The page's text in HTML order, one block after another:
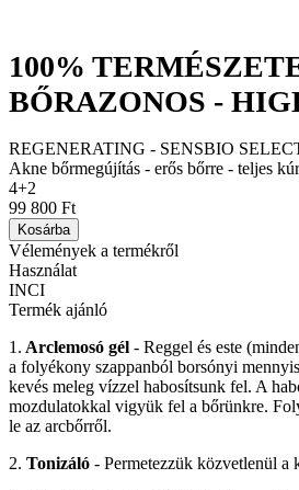
100%
BŐRAZONOS -
REGENERATING - SENSBIO
Akne bőrmegújítás - erős bőrre - teljes
4+2
99 800 Ft
Kosárba
Vélemények a termékről
Használat
INCI
Termék ajánló
1. Arclemosó gél - Reggel és este
a folyékony szappanból borsónyi
kevés meleg vízzel habosítsunk fel. A
mozdulatokkal vigyük fel a bőrünkre.
le az arcbőrről.
2. Tonizáló - Permetezzük közvetlenül a